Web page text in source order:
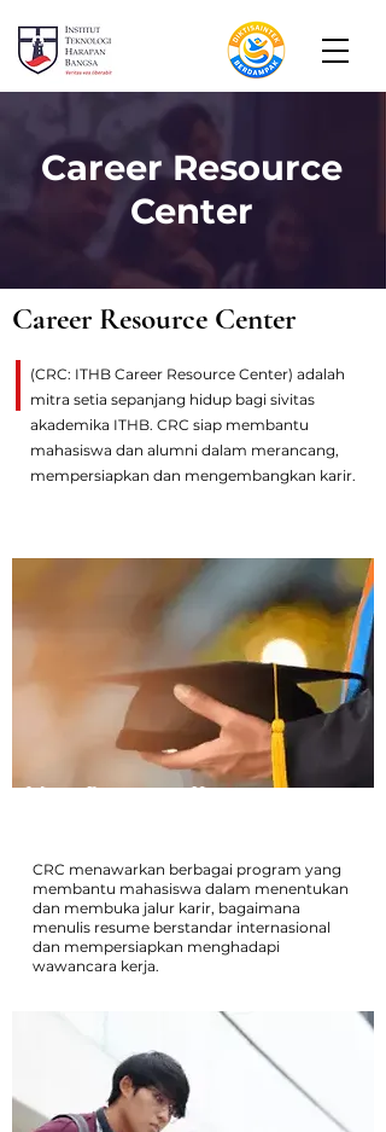
Career Resource
Center
Career Resource Center
(CRC: ITHB Career Resource Center) adalah
mitra setia sepanjang hidup bagi sivitas
akademika ITHB. CRC siap membantu
mahasiswa dan alumni dalam merancang,
mempersiapkan dan mengembangkan karir.
Mitra Perencana Karier
CRC menawarkan berbagai program yang
membantu mahasiswa dalam menentukan
dan membuka jalur karir, bagaimana
menulis resume berstandar internasional
dan mempersiapkan menghadapi
wawancara kerja.